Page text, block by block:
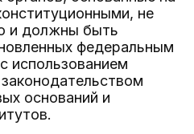
не
и должны быть
федеральным
использованием
оснований и